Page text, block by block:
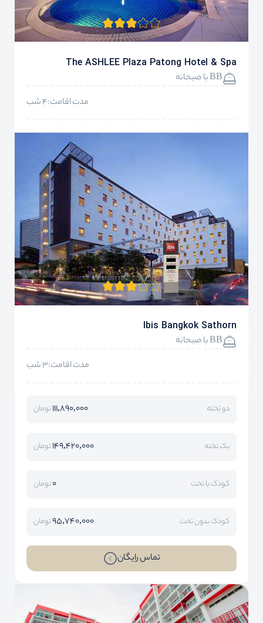
The ASHLEE Plaza Patong Hotel & Spa
BB با صبحانه
مدت اقامت:4 شب
Ibis Bangkok Sathorn
BB با صبحانه
مدت اقامت:3 شب
دو تخته 111,890,000تومان
یک تخته 149,420,000تومان
کودک با تخت 0تومان
کودک بدون تخت 95,740,000تومان
تماس رایگان